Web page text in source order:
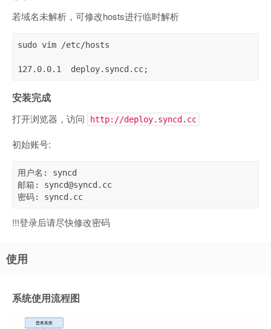
若域名未解析，可修改hosts进行临时解析
sudo vim /etc/hosts
127.0.0.1  deploy.syncd.cc;
安装完成
打开浏览器，访问 http://deploy.syncd.cc
初始账号:
用户名: syncd
邮箱: syncd@syncd.cc
密码: syncd.cc
!!!登录后请尽快修改密码
使用
系统使用流程图